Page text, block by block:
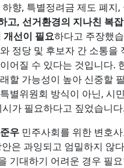
향, 특별정려금 제도 폐
고, 선거환경의 지나친 복
개선이 필요하다고 주장했
정당 및 후보자 간 소통
어질 수 있다는 것입니다.
할 가능성이 높아 신중할
별위원회 방식이 아닌, 시
가 필요하다고 짚었습니다.
우 민주사회를 위한 변호사
안은 과잉되고 엄밀하지 않
기대하기 어려운 경우 필